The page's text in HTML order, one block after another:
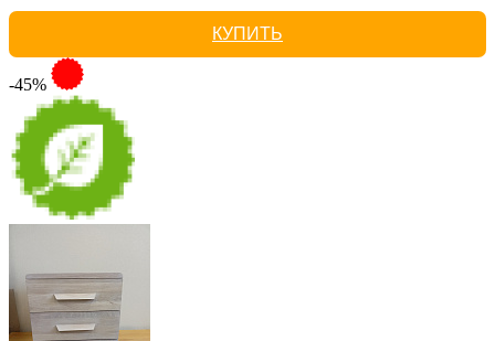
КУПИТЬ
-45%